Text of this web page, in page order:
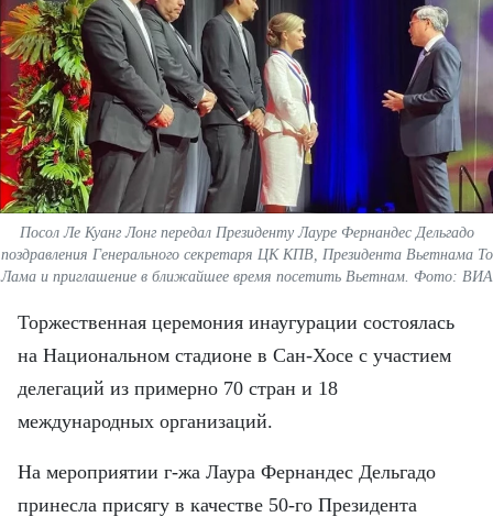
ДОСЬЕ И МАТЕРИАЛЫ
О ГАЗЕТЕ «НЯНЗАН»
TIẾNG VIỆT
ENGLISH
ESPAÑOL
Посол Ле Куанг Лонг передал Президенту Лауре Фернандес Дельгадо
поздравления Генерального секретаря ЦК КПВ, Президента Вьетнама То
Лама и приглашение в ближайшее время посетить Вьетнам. Фото: ВИА
Торжественная церемония инаугурации состоялась
на Национальном стадионе в Сан-Хосе с участием
делегаций из примерно 70 стран и 18
международных организаций.
На мероприятии г-жа Лаура Фернандес Дельгадо
принесла присягу в качестве 50-го Президента